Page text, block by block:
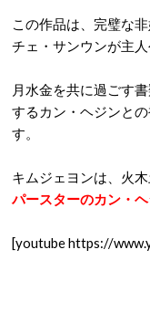
この作品は、完璧な
チェ・サンウンが主人
月水金を共に過ごす
するカン・ヘジンと
す。
キムジェヨンは、火
パースターのカン・
[youtube https://